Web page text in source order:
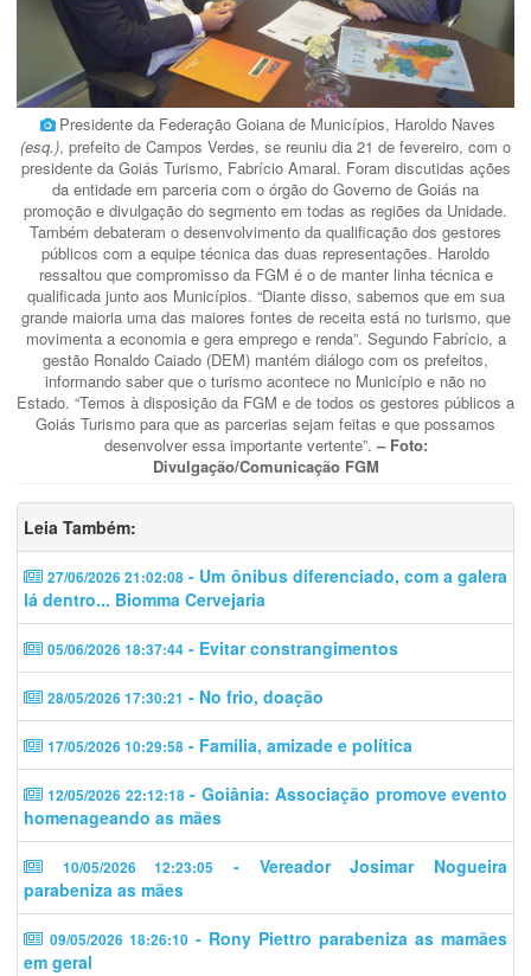
Presidente da Federação Goiana de Municípios, Haroldo Naves
(esq.), prefeito de Campos Verdes, se reuniu dia 21 de fevereiro, com o
presidente da Goiás Turismo, Fabrício Amaral. Foram discutidas ações
da entidade em parceria com o órgão do Governo de Goiás na
promoção e divulgação do segmento em todas as regiões da Unidade.
Também debateram o desenvolvimento da qualificação dos gestores
públicos com a equipe técnica das duas representações. Haroldo
ressaltou que compromisso da FGM é o de manter linha técnica e
qualificada junto aos Municípios. “Diante disso, sabemos que em sua
grande maioria uma das maiores fontes de receita está no turismo, que
movimenta a economia e gera emprego e renda”. Segundo Fabrício, a
gestão Ronaldo Caiado (DEM) mantém diálogo com os prefeitos,
informando saber que o turismo acontece no Município e não no
Estado. “Temos à disposição da FGM e de todos os gestores públicos a
Goiás Turismo para que as parcerias sejam feitas e que possamos
desenvolver essa importante vertente”. – Foto:
Divulgação/Comunicação FGM
Leia Também:
27/06/2026 21:02:08 - Um ônibus diferenciado, com a galera
lá dentro... Biomma Cervejaria
05/06/2026 18:37:44 - Evitar constrangimentos
28/05/2026 17:30:21 - No frio, doação
17/05/2026 10:29:58 - Família, amizade e política
12/05/2026 22:12:18- Goiânia: Associação promove evento
homenageando as mães
10/05/2026 12:23:05
- Vereador Josimar Nogueira
parabeniza as mães
09/05/2026 18:26:10 - Rony Piettro parabeniza as mamães
em geral